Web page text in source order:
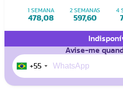
1 SEMANA
478,08
2 SEMANAS
597,60
4
Avise-me
+55